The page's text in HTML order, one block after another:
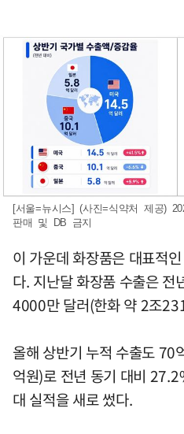
[서울=뉴시스] (사진=식약처 제공)
판매 및 DB 금지
이 가운데 화장품은 대표적
다. 지난달 화장품 수출은
4000만 달러(한화 약 2조
올해 상반기 누적 수출도
억원)로 전년 동기 대비
대 실적을 새로 썼다.